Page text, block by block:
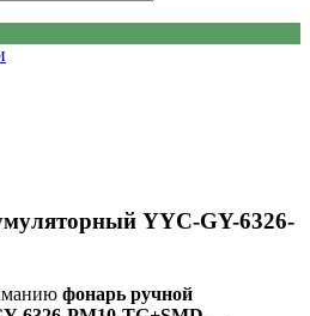
YYC-GY-6326-
фонарь ручной